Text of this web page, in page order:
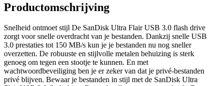
Productomschrijving
Snelheid ontmoet stijl De SanDisk Ultra Flair USB 3.0 flash drive
zorgt voor snelle overdracht van je bestanden. Dankzij snelle USB
3.0 prestaties tot 150 MB/s kun je je bestanden nu nog sneller
overzetten. De robuuste en stijlvolle metalen behuizing is sterk
genoeg om tegen een stootje te kunnen. En met
wachtwoordbeveiliging ben je er zeker van dat je privé-bestanden
privé blijven. Bewaar je bestanden in stijl met de SanDisk Ultra